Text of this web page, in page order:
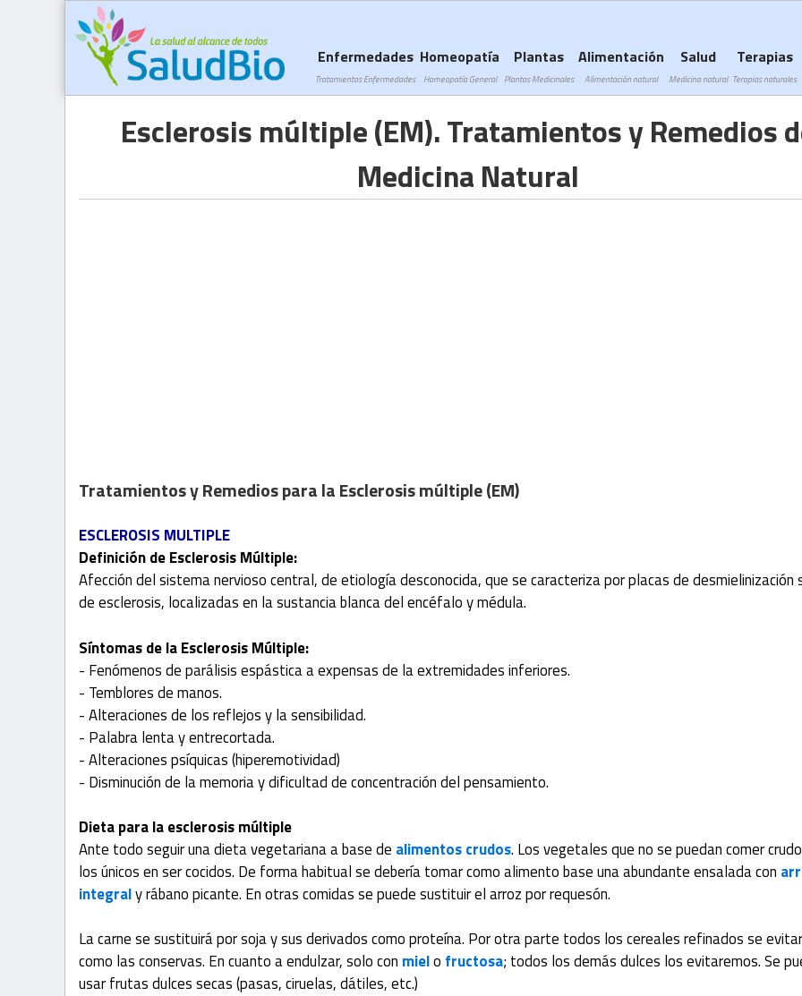
Esclerosis múltiple (EM). Tratamientos y Remedios
Medicina Natural
Tratamientos y Remedios para la Esclerosis múltiple (EM)
ESCLEROSIS MULTIPLE
Definición de Esclerosis Múltiple:
Afección del sistema nervioso central, de etiología desconocida, que se caracteriza por placas de desmielinización
de esclerosis, localizadas en la sustancia blanca del encéfalo y médula.
Síntomas de la Esclerosis Múltiple:
- Fenómenos de parálisis espástica a expensas de la extremidades inferiores.
- Temblores de manos.
- Alteraciones de los reflejos y la sensibilidad.
- Palabra lenta y entrecortada.
- Alteraciones psíquicas (hiperemotividad)
- Disminución de la memoria y dificultad de concentración del pensamiento.
Dieta para la esclerosis múltiple
Ante todo seguir una dieta vegetariana a base de alimentos crudos. Los vegetales que no se puedan comer
los únicos en ser cocidos. De forma habitual se debería tomar como alimento base una abundante ensalada con
integraly rábano picante. En otras comidas se puede sustituir el arroz por requesón.
La carne se sustituirá por soja y sus derivados como proteína. Por otra parte todos los cereales refinados se
como las conservas. En cuanto a endulzar, solo con mielo fructosa; todos los demás dulces los evitaremos. Se
usar frutas dulces secas (pasas, ciruelas, dátiles, etc.)
Enfermedades
Tratamientos Enfermedades
Homeopatía
Homeopatía General
Plantas
Plantas Medicinales
Alimentación
Alimentación natural
Salud
Medicina natural
Terapias
Terapias naturales